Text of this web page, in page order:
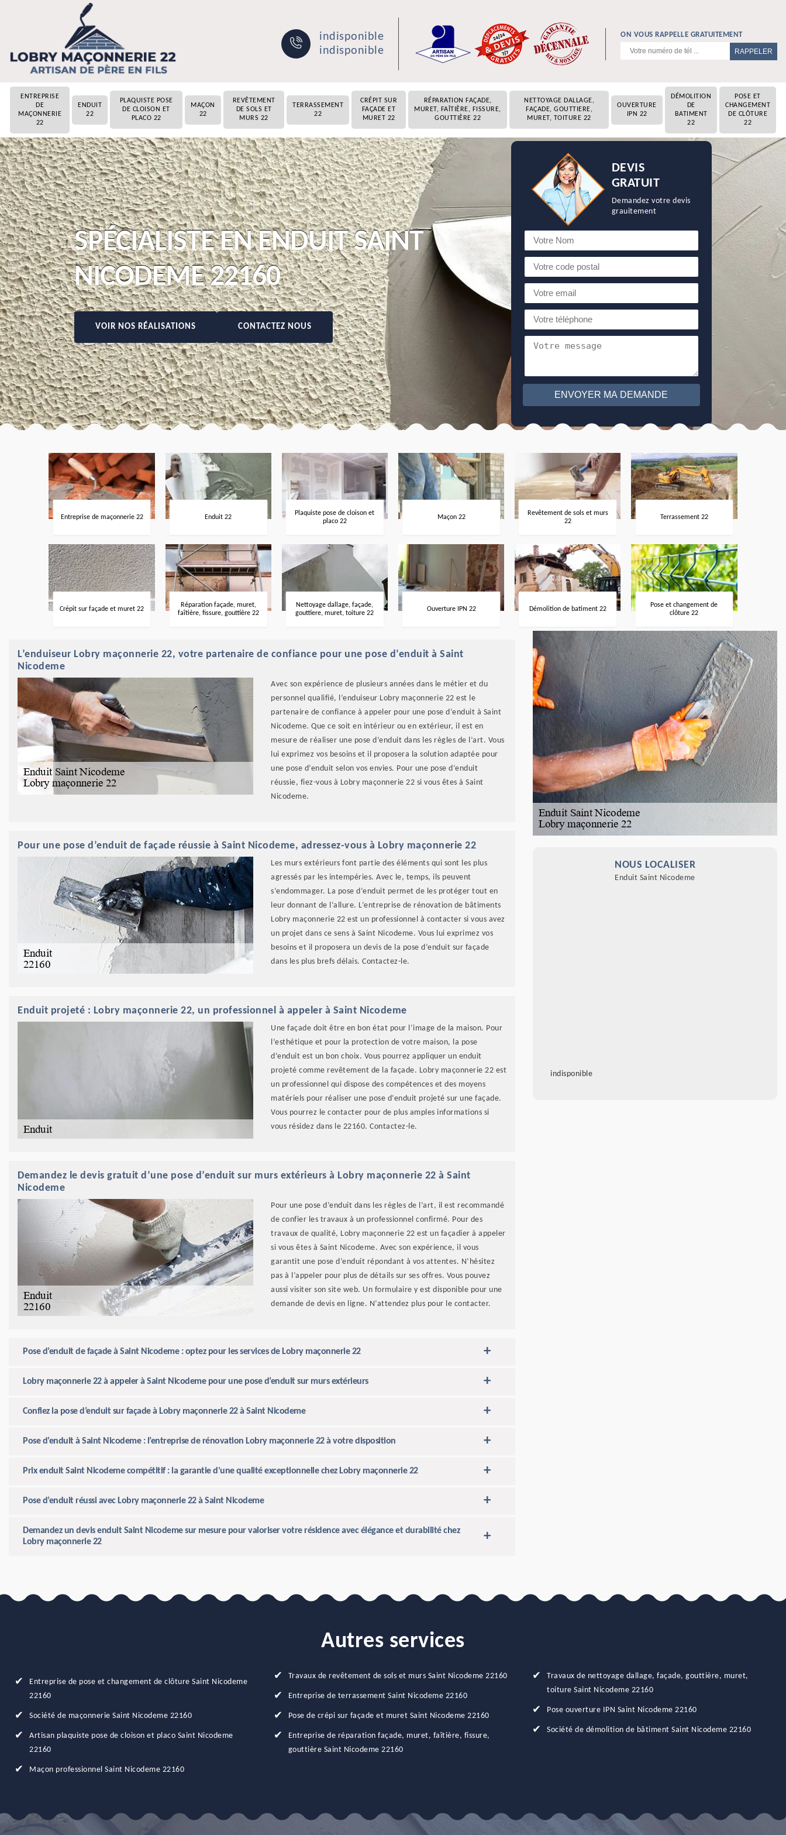
indisponible
indisponible
ON VOUS RAPPELLE GRATUITEMENT
ENTREPRISE
DE
MAÇONNERIE
22
ENDUIT
22
PLAQUISTE POSE
DE CLOISON ET
PLACO 22
MAÇON
22
REVÊTEMENT
DE SOLS ET
MURS 22
TERRASSEMENT
22
CRÉPIT SUR
FAÇADE ET
MURET 22
RÉPARATION FAÇADE,
MURET, FAÎTIÈRE, FISSURE,
GOUTTIÈRE 22
NETTOYAGE DALLAGE,
FAÇADE, GOUTTIERE,
MURET, TOITURE 22
OUVERTURE
IPN 22
DÉMOLITION
DE
BATIMENT
22
POSE ET
CHANGEMENT
DE CLÔTURE
22
SPÉCIALISTE EN ENDUIT SAINT
NICODEME 22160
VOIR NOS RÉALISATIONS CONTACTEZ NOUS
DEVIS
GRATUIT
Demandez votre devis
grauitement
Entreprise de maçonnerie 22 Enduit 22
Plaquiste pose de cloison et
placo 22
Maçon 22
Revêtement de sols et murs
22
Terrassement 22
Crépit sur façade et muret 22
Réparation façade, muret,
faîtière, fissure, gouttière 22
Nettoyage dallage, façade,
gouttiere, muret, toiture 22
Ouverture IPN 22 Démolition de batiment 22
Pose et changement de
clôture 22
L’enduiseur Lobry maçonnerie 22, votre partenaire de confiance pour une pose d’enduit à Saint
Nicodeme
Avec son expérience de plusieurs années dans le métier et du
personnel qualifié, l’enduiseur Lobry maçonnerie 22 est le
partenaire de confiance à appeler pour une pose d’enduit à Saint
Nicodeme. Que ce soit en intérieur ou en extérieur, il est en
mesure de réaliser une pose d’enduit dans les règles de l’art. Vous
lui exprimez vos besoins et il proposera la solution adaptée pour
une pose d’enduit selon vos envies. Pour une pose d’enduit
réussie, fiez-vous à Lobry maçonnerie 22 si vous êtes à Saint
Nicodeme.
Pour une pose d’enduit de façade réussie à Saint Nicodeme, adressez-vous à Lobry maçonnerie 22
Les murs extérieurs font partie des éléments qui sont les plus
agressés par les intempéries. Avec le, temps, ils peuvent
s’endommager. La pose d’enduit permet de les protéger tout en
leur donnant de l’allure. L’entreprise de rénovation de bâtiments
Lobry maçonnerie 22 est un professionnel à contacter si vous avez
un projet dans ce sens à Saint Nicodeme. Vous lui exprimez vos
besoins et il proposera un devis de la pose d’enduit sur façade
dans les plus brefs délais. Contactez-le.
Enduit projeté : Lobry maçonnerie 22, un professionnel à appeler à Saint Nicodeme
Une façade doit être en bon état pour l’image de la maison. Pour
l’esthétique et pour la protection de votre maison, la pose
d’enduit est un bon choix. Vous pourrez appliquer un enduit
projeté comme revêtement de la façade. Lobry maçonnerie 22 est
un professionnel qui dispose des compétences et des moyens
matériels pour réaliser une pose d’enduit projeté sur une façade.
Vous pourrez le contacter pour de plus amples informations si
vous résidez dans le 22160. Contactez-le.
Demandez le devis gratuit d’une pose d’enduit sur murs extérieurs à Lobry maçonnerie 22 à Saint
Nicodeme
Pour une pose d’enduit dans les règles de l’art, il est recommandé
de confier les travaux à un professionnel confirmé. Pour des
travaux de qualité, Lobry maçonnerie 22 est un façadier à appeler
si vous êtes à Saint Nicodeme. Avec son expérience, il vous
garantit une pose d’enduit répondant à vos attentes. N’hésitez
pas à l’appeler pour plus de détails sur ses offres. Vous pouvez
aussi visiter son site web. Un formulaire y est disponible pour une
demande de devis en ligne. N’attendez plus pour le contacter.
Pose d’enduit de façade à Saint Nicodeme : optez pour les services de Lobry maçonnerie 22
Lobry maçonnerie 22 à appeler à Saint Nicodeme pour une pose d’enduit sur murs extérieurs
Confiez la pose d’enduit sur façade à Lobry maçonnerie 22 à Saint Nicodeme
Pose d’enduit à Saint Nicodeme : l’entreprise de rénovation Lobry maçonnerie 22 à votre disposition
Prix enduit Saint Nicodeme compétitif : la garantie d'une qualité exceptionnelle chez Lobry maçonnerie 22
Pose d’enduit réussi avec Lobry maçonnerie 22 à Saint Nicodeme
Demandez un devis enduit Saint Nicodeme sur mesure pour valoriser votre résidence avec élégance et durabilité chez
Lobry maçonnerie 22
NOUS LOCALISER
Enduit Saint Nicodeme
indisponible
Autres services
Entreprise de pose et changement de clôture Saint Nicodeme
22160
Société de maçonnerie Saint Nicodeme 22160
Artisan plaquiste pose de cloison et placo Saint Nicodeme
22160
Maçon professionnel Saint Nicodeme 22160
Travaux de revêtement de sols et murs Saint Nicodeme 22160
Entreprise de terrassement Saint Nicodeme 22160
Pose de crépi sur façade et muret Saint Nicodeme 22160
Entreprise de réparation façade, muret, faîtière, fissure,
gouttière Saint Nicodeme 22160
Travaux de nettoyage dallage, façade, gouttière, muret,
toiture Saint Nicodeme 22160
Pose ouverture IPN Saint Nicodeme 22160
Société de démolition de bâtiment Saint Nicodeme 22160